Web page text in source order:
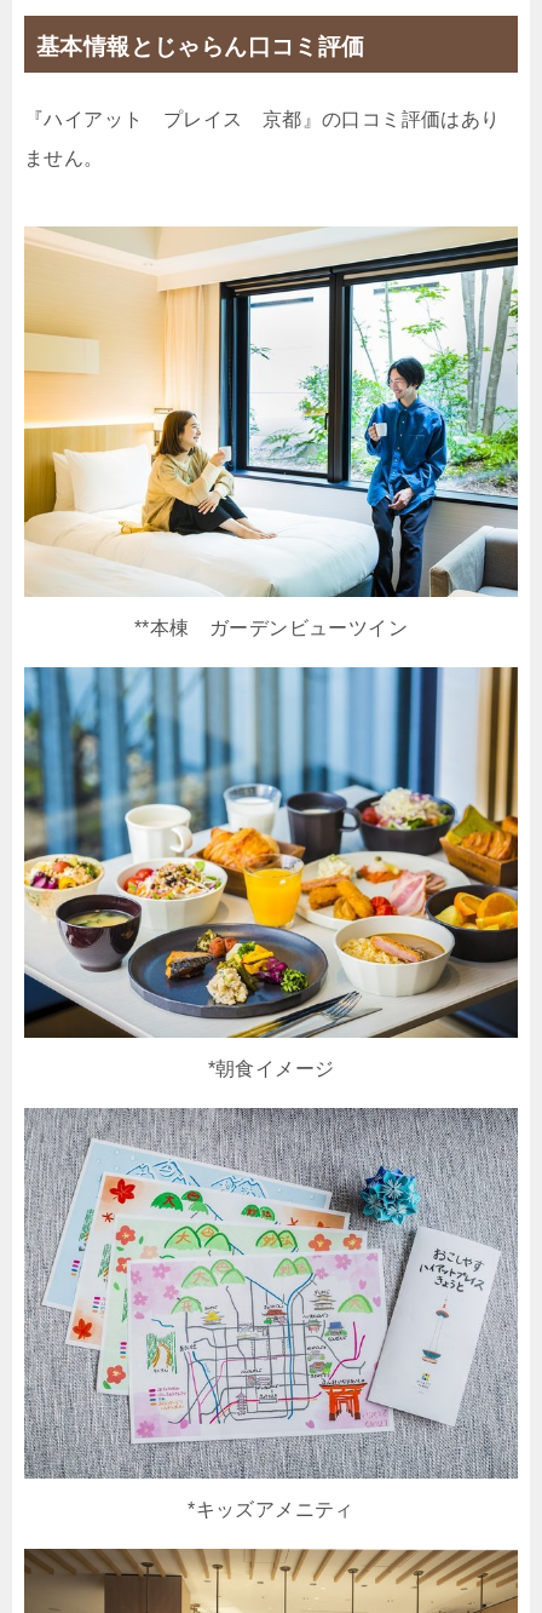
基本情報とじゃらん口コミ評価
『ハイアット プレイス 京都』の口コミ評価はあり
ません。
**本棟 ガーデンビューツイン
*朝食イメージ
*キッズアメニティ